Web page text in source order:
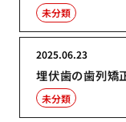
未分類
埋伏歯の歯列矯
2025.06.23
未分類